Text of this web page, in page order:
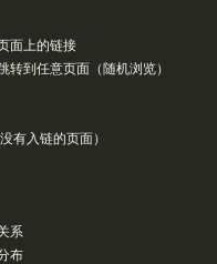
面上的链接
转到任意页面（随机浏览）
有入链的页面）
系
布